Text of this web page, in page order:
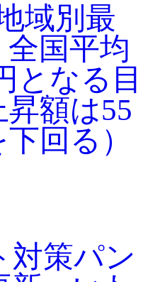
域別最
国平均
となる目
額は55
回る）
対策パン